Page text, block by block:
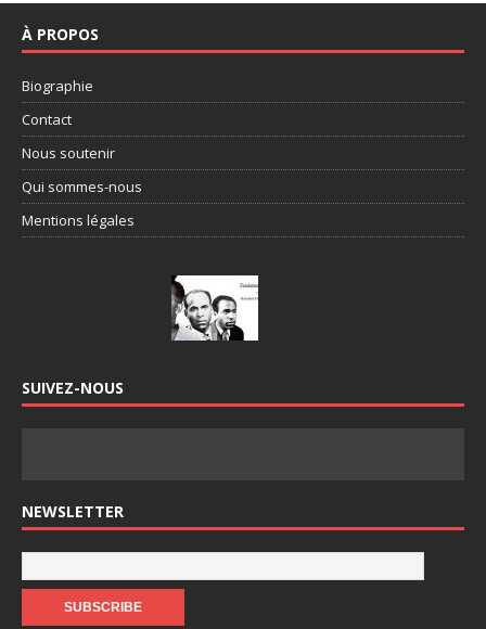
À PROPOS
Biographie
Contact
Nous soutenir
Qui sommes-nous
Mentions légales
SUIVEZ-NOUS
NEWSLETTER